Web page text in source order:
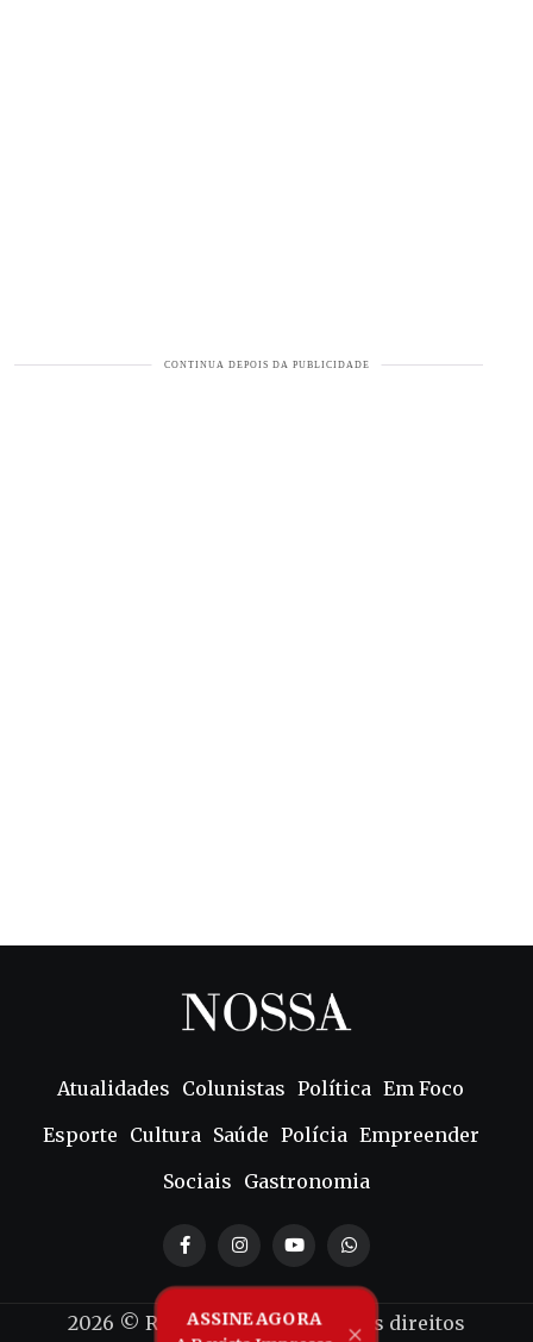
Atualidades Colunistas Política Em Foco
Esporte Cultura Saúde Polícia Empreender
Sociais Gastronomia
2026 © Revista Nossa - Todos os direitos
ASSINE AGORA